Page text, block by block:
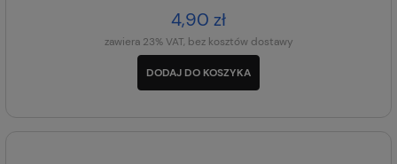
4,90 zł
zawiera 23% VAT, bez kosztów dostawy
DODAJ DO KOSZYKA